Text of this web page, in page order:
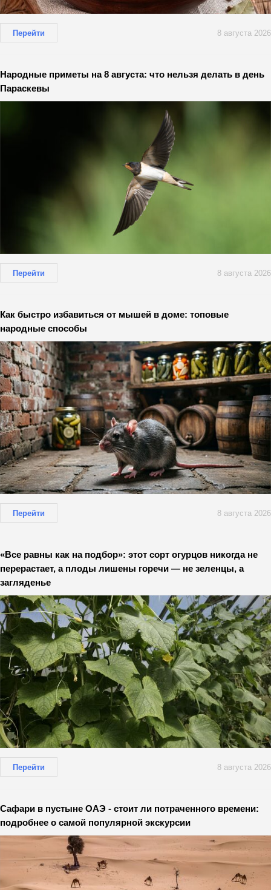
Перейти 8 августа 2026
Народные приметы на 8 августа: что нельзя делать в день
Параскевы
Перейти 8 августа 2026
Как быстро избавиться от мышей в доме: топовые
народные способы
Перейти 8 августа 2026
«Все равны как на подбор»: этот сорт огурцов никогда не
перерастает, а плоды лишены горечи — не зеленцы, а
загляденье
Перейти 8 августа 2026
Сафари в пустыне ОАЭ - стоит ли потраченного времени:
подробнее о самой популярной экскурсии